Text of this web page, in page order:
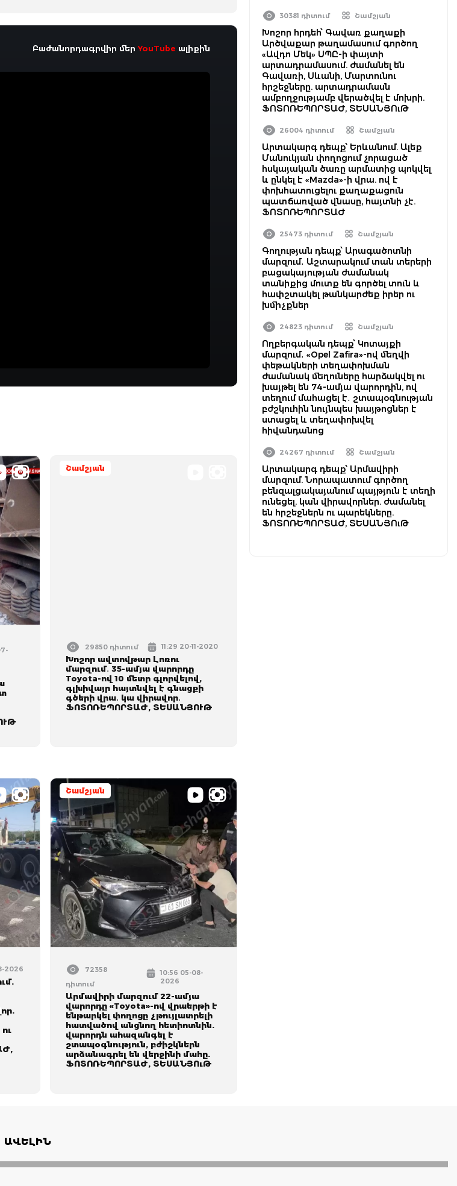
Բաժանորդագրվիր մերYouTube ալիքին
Շամշյան
29850 դիտում 11:29 20-11-2020
Խոշոր ավտովթար Լոռու
մարզում․ 35-ամյա վարորդը
Toyota-ով 10 մետր գլորվելով,
գլխիվայր հայտնվել է գնացքի
գծերի վրա․ կա վիրավոր․
ՖՈՏՈՌԵՊՈՐՏԱԺ, ՏԵՍԱՆՅՈՒԹ
2026
Շամշյան
72358
դիտում
10:56 05-08-
2026
Արմավիրի մարզում 22-ամյա
վարորդը «Toyota»-ով վրաերթի է
ենթարկել փողոցը չթույլատրելի
հատվածով անցնող հետիոտնին.
վարորդն ահազանգել է
շտապօգնություն, բժիշկներն
արձանագրել են վերջինի մահը.
ՖՈՏՈՌԵՊՈՐՏԱԺ, ՏԵՍԱՆՅՈւԹ
30381 դիտում Շամշյան
Խոշոր հրդեհ՝ Գավառ քաղաքի
Արծվաքար թաղամասում գործող
«Ավդո Մեկ» ՍՊԸ-ի փայտի
արտադրամասում. ժամանել են
Գավառի, Սևանի, Մարտունու
հրշեջները. արտադրամասն
ամբողջությամբ վերածվել է մոխրի.
ՖՈՏՈՌԵՊՈՐՏԱԺ, ՏԵՍԱՆՅՈւԹ
26004 դիտում Շամշյան
Արտակարգ դեպք՝ Երևանում. Ալեք
Մանուկյան փողոցում չորացած
հսկայական ծառը արմատից պոկվել
և ընկել է «Mazda»-ի վրա. ով է
փոխհատուցելու քաղաքացուն
պատճառված վնասը, հայտնի չէ.
ՖՈՏՈՌԵՊՈՐՏԱԺ
25473 դիտում Շամշյան
Գողության դեպք՝ Արագածոտնի
մարզում․ Աշտարակում տան տերերի
բացակայության ժամանակ
տանիքից մուտք են գործել տուն և
հափշտակել թանկարժեք իրեր ու
խմիչքներ
24823 դիտում Շամշյան
Ողբերգական դեպք՝ Կոտայքի
մարզում․ «Opel Zafira»-ով մեղվի
փեթակների տեղափոխման
ժամանակ մեղուները հարձակվել ու
խայթել են 74-ամյա վարորդին, ով
տեղում մահացել է․ շտապօգնության
բժշկուհին նույնպես խայթոցներ է
ստացել և տեղափոխվել
հիվանդանոց
24267 դիտում Շամշյան
Արտակարգ դեպք՝ Արմավիրի
մարզում. Նորապատում գործող
բենզալցակայանում պայթյուն է տեղի
ունեցել. կան վիրավորներ. ժամանել
են հրշեջներն ու պարեկները.
ՖՈՏՈՌԵՊՈՐՏԱԺ, ՏԵՍԱՆՅՈւԹ
ԱՎԵԼԻՆ